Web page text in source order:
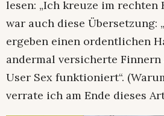
lesen: „Ich kreuze im rechten
war auch diese Übersetzung:
ergeben einen ordentlichen
andermal versicherte Finnern
User Sex funktioniert“.
verrate ich am Ende dieses